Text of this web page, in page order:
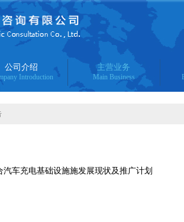
公司介绍
Introduction
主营业务
Main Business
车充电基础设施施发展现状及推广计划